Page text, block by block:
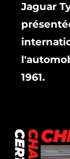
Jaguar
1961.